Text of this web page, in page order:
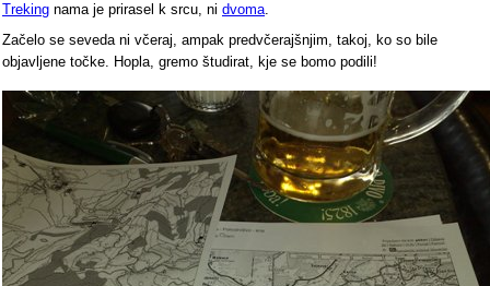
Treking nama je prirasel k srcu, ni dvoma.
Začelo se seveda ni včeraj, ampak predvčerajšnjim, takoj, ko so bile
objavljene točke. Hopla, gremo študirat, kje se bomo podili!